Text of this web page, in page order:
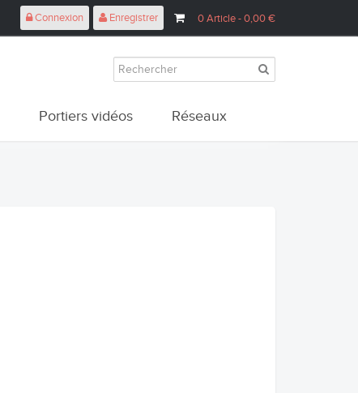
0Article- 0,00 €
Connexion Enregistrer
Portiers vidéos Réseaux